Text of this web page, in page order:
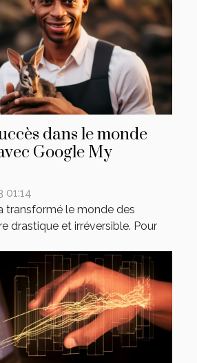
dans le monde
Google My
01:14
transformé le monde des
drastique et irréversible. Pour